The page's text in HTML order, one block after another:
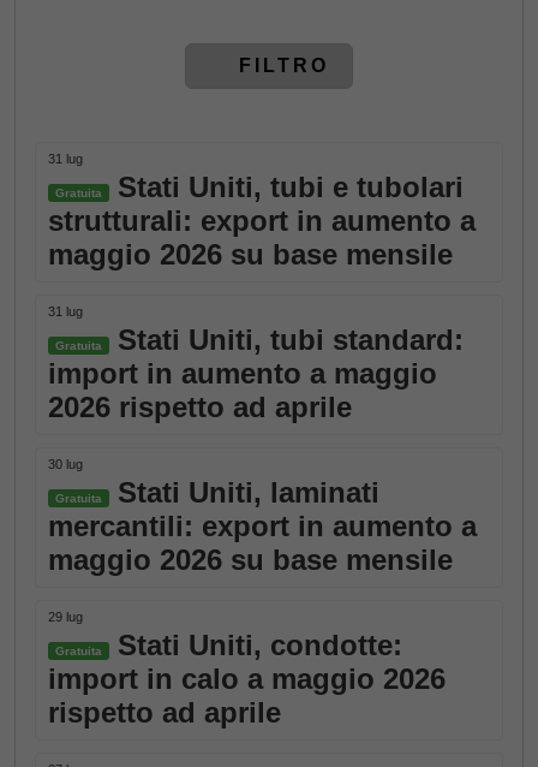
FILTRO
31 lug
Gratuita
Stati Uniti, tubi e tubolari
strutturali: export in aumento a
maggio 2026 su base mensile
31 lug
Gratuita
Stati Uniti, tubi standard:
import in aumento a maggio
2026 rispetto ad aprile
30 lug
Gratuita
Stati Uniti, laminati
mercantili: export in aumento a
maggio 2026 su base mensile
29 lug
Gratuita
Stati Uniti, condotte:
import in calo a maggio 2026
rispetto ad aprile